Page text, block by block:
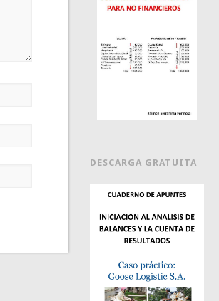
DESCARGA GRATUITA